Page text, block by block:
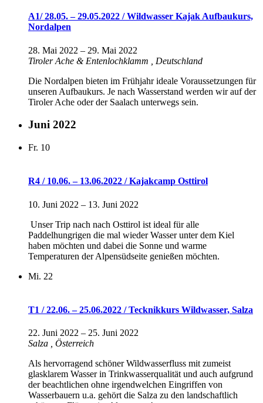
A1/ 28.05. – 29.05.2022 / Wildwasser Kajak Aufbaukurs,
Nordalpen
28. Mai 2022 – 29. Mai 2022
Tiroler Ache & Entenlochklamm
, Deutschland
Die Nordalpen bieten im Frühjahr ideale Voraussetzungen für
unseren Aufbaukurs. Je nach Wasserstand werden wir auf der
Tiroler Ache oder der Saalach unterwegs sein.
Juni 2022
Fr. 10
R4 / 10.06. – 13.06.2022 / Kajakcamp Osttirol
10. Juni 2022 – 13. Juni 2022
Unser Trip nach nach Osttirol ist ideal für alle
Paddelhungrigen die mal wieder Wasser unter dem Kiel
haben möchten und dabei die Sonne und warme
Temperaturen der Alpensüdseite genießen möchten.
Mi. 22
T1 / 22.06. – 25.06.2022 / Tecknikkurs Wildwasser, Salza
22. Juni 2022 – 25. Juni 2022
Salza
, Österreich
Als hervorragend schöner Wildwasserfluss mit zumeist
glasklarem Wasser in Trinkwasserqualität und auch aufgrund
der beachtlichen ohne irgendwelchen Eingriffen von
Wasserbauern u.a. gehört die Salza zu den landschaftlich